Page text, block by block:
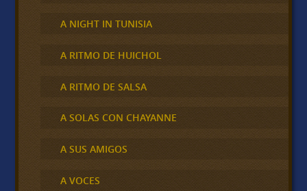
A NIGHT IN TUNISIA
A RITMO DE HUICHOL
A RITMO DE SALSA
A SOLAS CON CHAYANNE
A SUS AMIGOS
A VOCES